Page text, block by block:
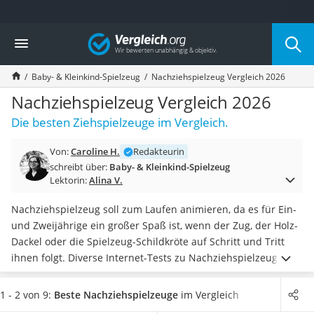
Die beliebtesten Vergleiche nach Kategorie
Kind & Baby
Babyphone mit 2 Kameras
Walkie-Talkie Kinder
Kindermatratzen
Babywippe
Rollschuhe für Kinder
Laufrad
Kinderschubkarre
Kinderuhr
Babyphone
Treppenschutzgitter
Kindersitz ab 4 Jahren
Kinderroller 3 Räder
Ferngesteuertes Auto
Vergleich
Baby- & Kleinkind-Spielzeug Nachziehspielzeug Vergleich 2026
Nachziehspielzeug Vergleich 2026
Die besten Ziehspielzeuge im Vergleich.
Von:Caroline H.
Redakteurin
schreibt über: Baby- & Kleinkind-Spielzeug
Lektorin:Alina V.
Nachziehspielzeug soll zum Laufen animieren, da es für Ein-
und Zweijährige ein großer Spaß ist, wenn der Zug, der Holz-
Dackel oder die Spielzeug-Schildkröte auf Schritt und Tritt
ihnen folgt. Diverse Internet-Tests zu Nachziehspielzeug
zeigen: Das ist nicht das Einzige, was Nachziehspielzeug
kann. EinigeModelle warten mit zusätzlichen Spielvarianten
1 - 2 von 9: Beste Nachziehspielzeuge im Vergleich